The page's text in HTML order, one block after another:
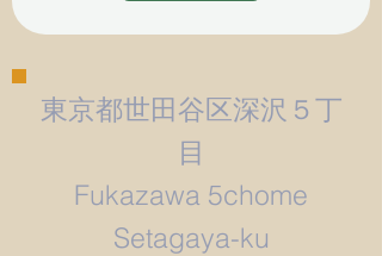
東京都世田谷区深沢５丁
目
Fukazawa 5chome
Setagaya-ku